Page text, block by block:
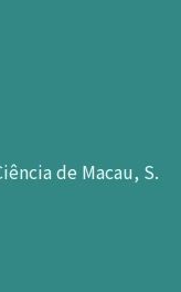
de Macau, S.